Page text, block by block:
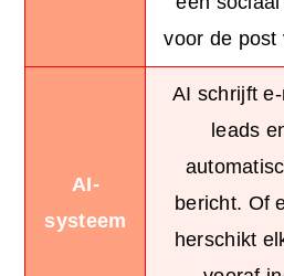
voor de post
AI-
systeem
AI schrijft
leads
bericht. Of
herschikt